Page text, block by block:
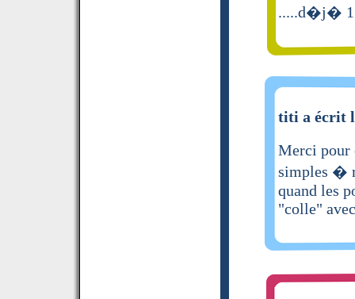
.....d�j� 1
titi a écrit
Merci
simples �
quand les
"colle"